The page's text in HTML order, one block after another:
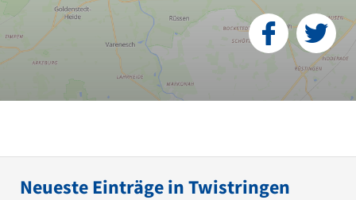
Neueste Einträge in Twistringen